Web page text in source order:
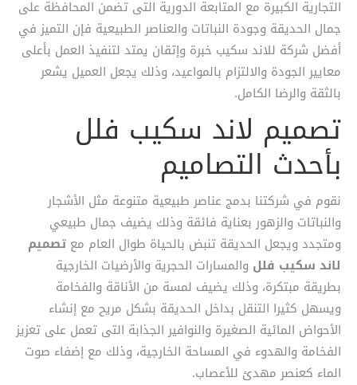
التجارية الكبيرة مع المتابعة الدورية التى تضمن المحافظة على
جمال الحديقة وجودة النباتات والعناصر الطبيعية فإن التميز في
أفضل شركة للاند سكيب خبرة وإتقان يمتد لتنفيذ العمل بأعلى
معايير الجودة والالتزام بالمواعيد، وذلك يجعل العميل يشعر
بالثقة والرضا الكامل.
تصميم لاند سكيب فلل
بأحدث التصاميم
نقوم في شركتنا بدمج عناصر طبيعية متنوعة مثل الأشجار
والنباتات والزهور بعناية فائقة وذلك يضيف جمال طبيعي
ومتجدد ويجعل الحديقة تنبض بالحياة طوال العام مع تصميم
لاند سكيب فلل والمسارات الحجرية والأرضيات الخارجية
بطريقة مبتكرة، وذلك يضيف لمسة من الأناقة والفخامة
ويسهل كثيرا التنقل بداخل الحديقة بشكل مريح مع إنشاء
الأحواض المائية الصغيرة والنوافير الجذابة التى تعمل على تعزيز
الفخامة والهدوء في المساحة الخارجية، وذلك مع إضفاء صوت
الماء كعنصر مهدئ للأعصاب.